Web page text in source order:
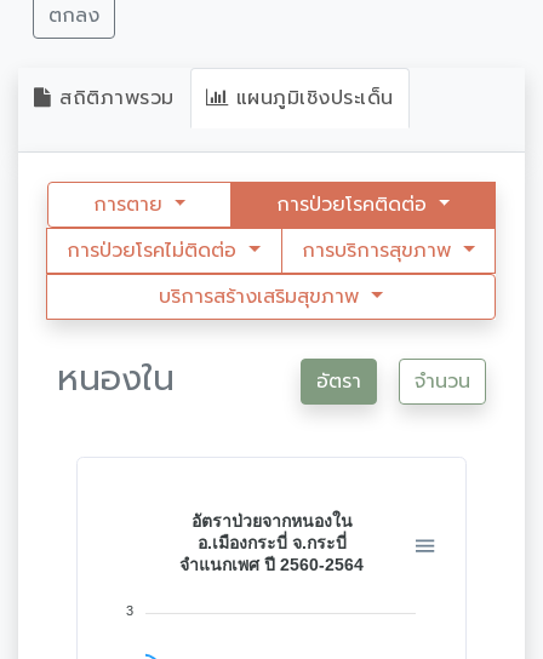
ตกลง
สถิติภาพรวม แผนภูมิเชิงประเด็น
การตาย
การป่วยโรคติดต่อ
การป่วยโรคไม่ติดต่อ
การบริการสุขภาพ
บริการสร้างเสริมสุขภาพ
หนองใน อัตรา จำนวน